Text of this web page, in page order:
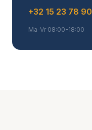
+32 15 23 78 90
Ma-Vr 08:00-18:00